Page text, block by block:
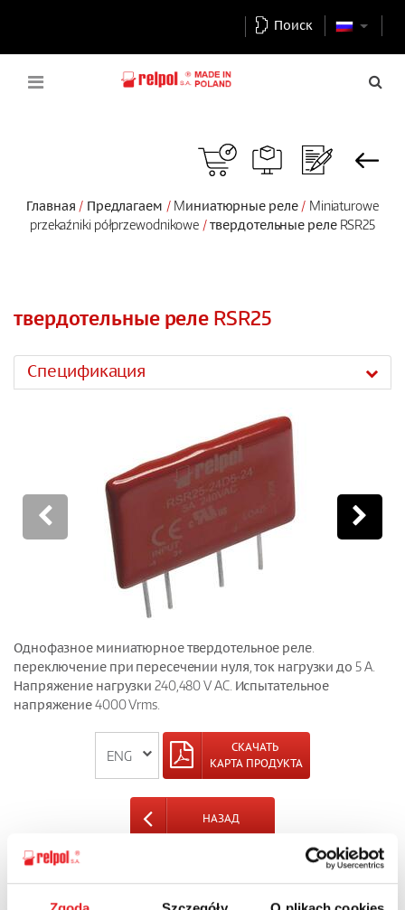
Поиск
Главная Предлагаем Mиниатюрные реле
Miniaturowe
przekaźniki półprzewodnikowe
твердотельные реле RSR25
твердотельные реле RSR25
Спецификация
Однофазное миниатюрное твердотельное реле.
переключение при пересечении нуля, ток нагрузки до 5 A.
Напряжение нагрузки 240,480 V AC. Испытательное
напряжение 4000 Vrms.
СКАЧАТЬ
КАРТА ПРОДУКТА
НАЗАД